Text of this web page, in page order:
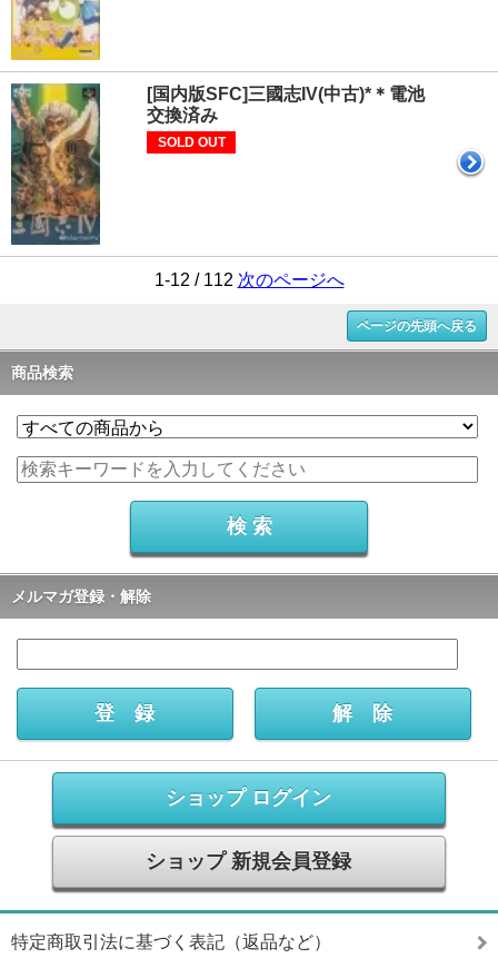
[国内版SFC]三國志IV(中古)*＊電池
交換済み
SOLD OUT
1-12 / 112 次のページへ
ページの先頭へ戻る
商品検索
メルマガ登録・解除
ショップ ログイン
ショップ 新規会員登録
特定商取引法に基づく表記（返品など）